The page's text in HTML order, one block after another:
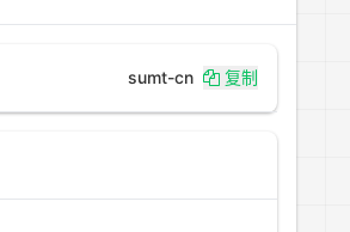
sumt-cn 复制